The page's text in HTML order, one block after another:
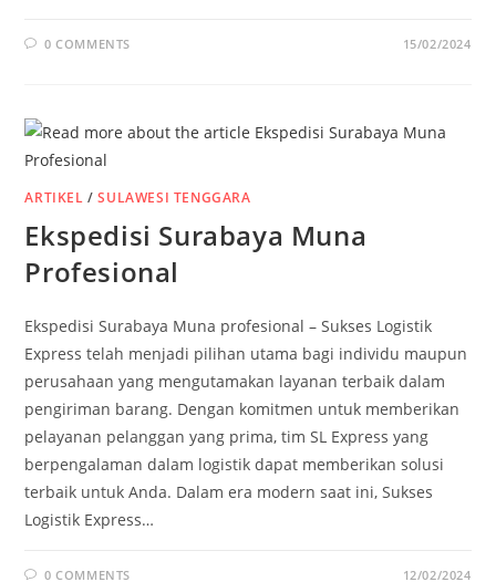
0 COMMENTS 15/02/2024
ARTIKEL /SULAWESI TENGGARA
Ekspedisi Surabaya Muna
Profesional
Ekspedisi Surabaya Muna profesional – Sukses Logistik
Express telah menjadi pilihan utama bagi individu maupun
perusahaan yang mengutamakan layanan terbaik dalam
pengiriman barang. Dengan komitmen untuk memberikan
pelayanan pelanggan yang prima, tim SL Express yang
berpengalaman dalam logistik dapat memberikan solusi
terbaik untuk Anda. Dalam era modern saat ini, Sukses
Logistik Express…
0 COMMENTS 12/02/2024